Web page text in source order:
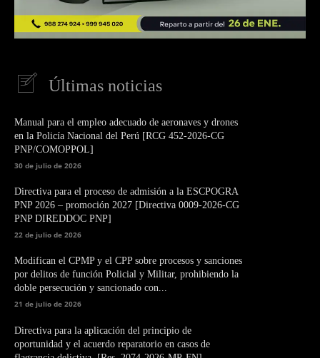
Últimas noticias
Manual para el empleo adecuado de aeronaves y drones
en la Policía Nacional del Perú [RCG 452-2026-CG
PNP/COMOPPOL]
30 de julio de 2026
Directiva para el proceso de admisión a la ESCPOGRA
PNP 2026 – promoción 2027 [Directiva 0009-2026-CG
PNP DIREDDOC PNP]
22 de julio de 2026
Modifican el CPMP y el CPP sobre procesos y sanciones
por delitos de función Policial y Militar, prohibiendo la
doble persecución y sancionado con...
21 de julio de 2026
Directiva para la aplicación del principio de
oportunidad y el acuerdo reparatorio en casos de